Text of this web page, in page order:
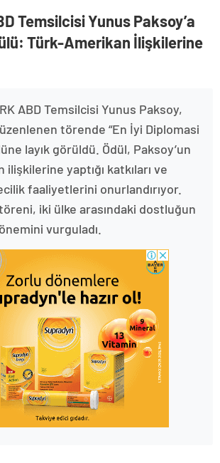
Temsilcisi Yunus Paksoy’a
Türk-Amerikan İlişkilerine
ABD Temsilcisi Yunus Paksoy,
törende “En İyi Diplomasi
layık görüldü. Ödül, Paksoy’un
yaptığı katkıları ve
faaliyetlerini onurlandırıyor.
iki ülke arasındaki dostluğun
vurguladı.